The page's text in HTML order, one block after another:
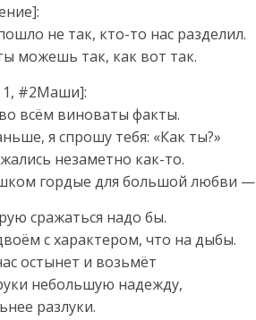
не так, кто-то нас разделил.
можешь так, как вот так.
1, #2Маши]:
всём виноваты факты.
я спрошу тебя: «Как ты?»
незаметно как-то.
гордые для большой любви —
сражаться надо бы.
с характером, что на дыбы.
остынет и возьмёт
небольшую надежду,
разлуки.